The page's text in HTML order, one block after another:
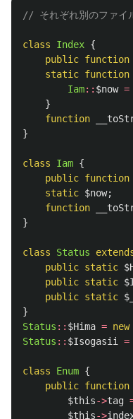
// それぞれ別のファイ
class Index {
public function
static function
Iam:: $now =
}
function
}
class Iam {
public function
static $now;
function
}
class Status
public static
public static
public static
}
Status :: $Hima = new
Status :: $Isogasii =
class Enum {
public function
$this->tag
$this->